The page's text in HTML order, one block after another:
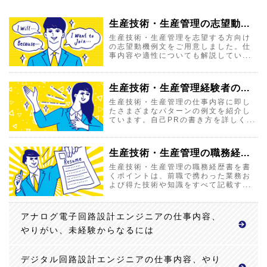
生産技術・生産管理の志望動...
生産技術・生産管理を志望する方向け
の志望動機例文をご用意しました。仕
事内容や適性についても解説してい...
生産技術・生産管理経験者の...
生産技術・生産管理の仕事内容に即し
たさまざまなパターンの例文を紹介し
ています。自己PRの書き方を詳しく...
生産技術・生産管理の職務経...
生産技術・生産管理の職務経歴書を書
くポイントは、前職で携わった業務お
よび得た技術や知識をすべて記載す...
アナログ電子回路設計エンジニアの仕事内容、
やりがい、未経験からなるには
デジタル回路設計エンジニアの仕事内容、やり